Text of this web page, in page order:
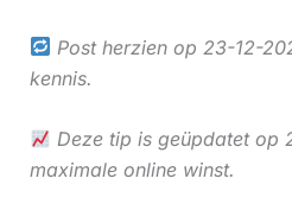
Post herzien op 23-12-
kennis.
Deze tip is geüpdatet op
maximale online winst.